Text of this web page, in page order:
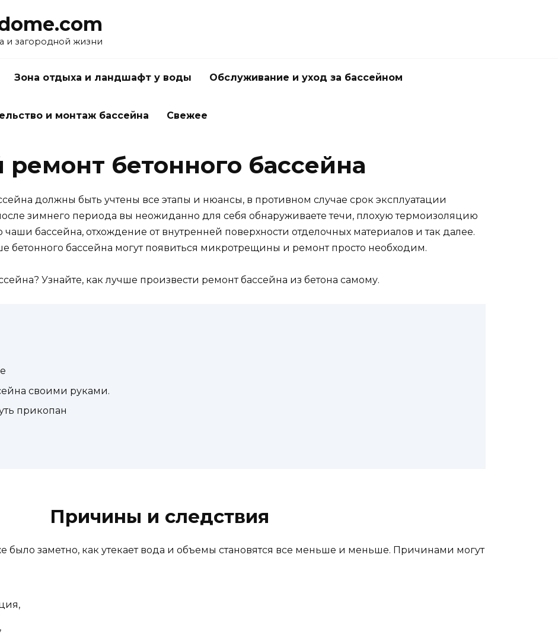
и загородной жизни
Зона отдыха и ландшафт у воды Обслуживание и уход за бассейном
и монтаж бассейна Свежее
бетонного бассейна
должны быть учтены все этапы и нюансы, в противном случае срок эксплуатации
зимнего периода вы неожиданно для себя обнаруживаете течи, плохую термоизоляцию
бассейна, отхождение от внутренней поверхности отделочных материалов и так далее.
бетонного бассейна могут появиться микротрещины и ремонт просто необходим.
Узнайте, как лучше произвести ремонт бассейна из бетона самому.
своими руками.
прикопан
Причины и следствия
было заметно, как утекает вода и объемы становятся все меньше и меньше. Причинами могут